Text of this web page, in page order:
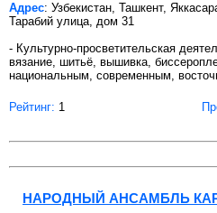
Адрес: Узбекистан, Ташкент,
Тарабий улица, дом 31
- Культурно-просветительская
вязание, шитьё, вышивка,
национальным, современным,
Рейтинг: 1
НАРОДНЫЙ АНСАМБЛЬ